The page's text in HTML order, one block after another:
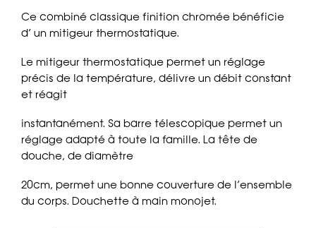
Ce combiné classique finition chromée bénéficie
d’ un mitigeur thermostatique.
Le mitigeur thermostatique permet un réglage
précis de la température, délivre un débit constant
et réagit
instantanément. Sa barre télescopique permet un
réglage adapté à toute la famille. La tête de
douche, de diamètre
20cm, permet une bonne couverture de l’ensemble
du corps. Douchette à main monojet.